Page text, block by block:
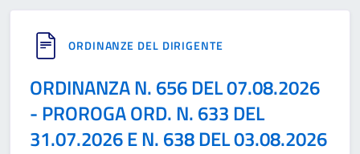
ORDINANZE DEL DIRIGENTE
ORDINANZA N. 656 DEL 07.08.2026
- PROROGA ORD. N. 633 DEL
31.07.2026 E N. 638 DEL 03.08.2026